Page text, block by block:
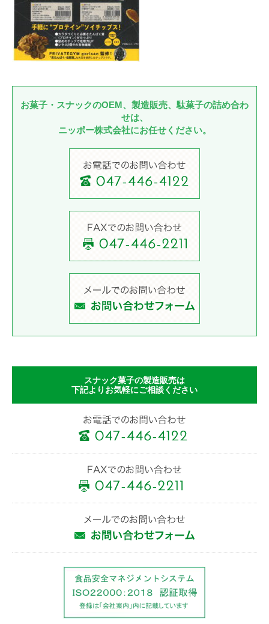
お菓子・スナックのOEM、製造販売、駄菓子の詰め合わ
せは、
ニッポー株式会社にお任せください。
スナック菓子の製造販売は
下記よりお気軽にご相談ください